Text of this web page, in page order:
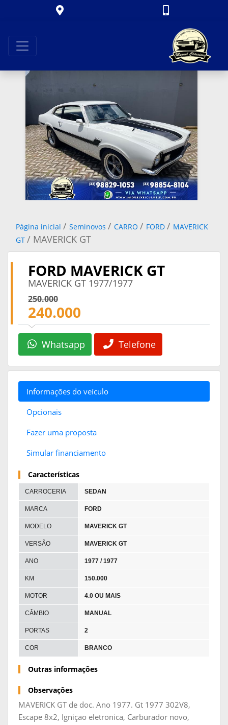
Página inicial / Seminovos / CARRO / FORD / MAVERICK
GT / MAVERICK GT
FORD MAVERICK GT
MAVERICK GT 1977/1977
250.000
240.000
Whatsapp Telefone
Informações do veículo
Opcionais
Fazer uma proposta
Simular financiamento
Características
CARROCERIA SEDAN
MARCA FORD
MODELO MAVERICK GT
VERSÃO MAVERICK GT
ANO 1977 / 1977
KM 150.000
MOTOR 4.0 OU MAIS
CÂMBIO MANUAL
PORTAS 2
COR BRANCO
Outras informações
Observações
MAVERICK GT de doc. Ano 1977. Gt 1977 302V8,
Escape 8x2, Igniçao eletronica, Carburador novo,